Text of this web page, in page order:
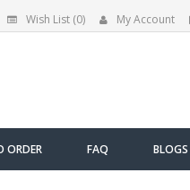
Wish List (0) My Account
ORDER FAQ BLOGS